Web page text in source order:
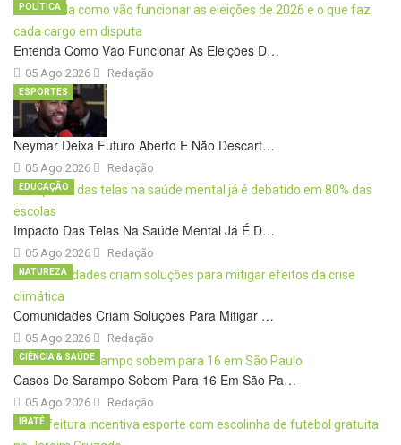
Entenda Como Vão Funcionar As Eleições D…
05 Ago 2026
POLÍTICA
Redação
Neymar Deixa Futuro Aberto E Não Descart…
05 Ago 2026
ESPORTES
Redação
Impacto Das Telas Na Saúde Mental Já É D…
05 Ago 2026
EDUCAÇÃO
Redação
Comunidades Criam Soluções Para Mitigar …
05 Ago 2026
NATUREZA
Redação
Casos De Sarampo Sobem Para 16 Em São Pa…
05 Ago 2026
CIÊNCIA & SAÚDE
Redação
IBATÉ